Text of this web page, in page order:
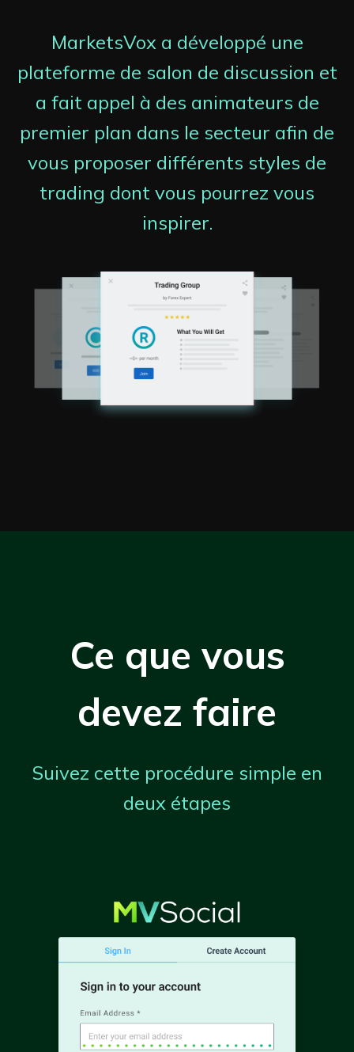
MarketsVox a développé une
plateforme de salon de discussion et
a fait appel à des animateurs de
premier plan dans le secteur afin de
vous proposer différents styles de
trading dont vous pourrez vous
inspirer.
Ce que vous
devez faire
Suivez cette procédure simple en
deux étapes